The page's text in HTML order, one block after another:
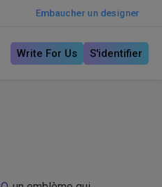
Embaucher un designer
Write For Us S'identifier